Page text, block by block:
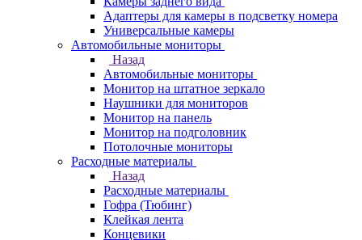
Адаптеры для камеры в подсветку номера
Универсальные камеры
Автомобильные мониторы
Назад
Автомобильные мониторы
Монитор на штатное зеркало
Наушники для мониторов
Монитор на панель
Монитор на подголовник
Потолочные мониторы
Расходные материалы
Назад
Расходные материалы
Гофра (Тюбинг)
Клейкая лента
Концевики